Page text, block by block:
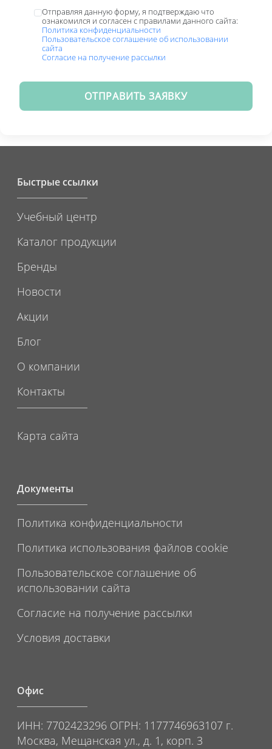
Отправляя данную форму, я подтверждаю что
ознакомился и согласен с правилами данного сайта:
Политика конфиденциальности
Пользовательское соглашение об использовании
сайта
Согласие на получение рассылки
ОТПРАВИТЬ ЗАЯВКУ
Быстрые ссылки
Учебный центр
Каталог продукции
Бренды
Новости
Акции
Блог
О компании
Контакты
Карта сайта
Документы
Политика конфиденциальности
Политика использования файлов cookie
Пользовательское соглашение об
использовании сайта
Согласие на получение рассылки
Условия доставки
Офис
ИНН: 7702423296 ОГРН: 1177746963107 г.
Москва, Мещанская ул., д. 1, корп. 3